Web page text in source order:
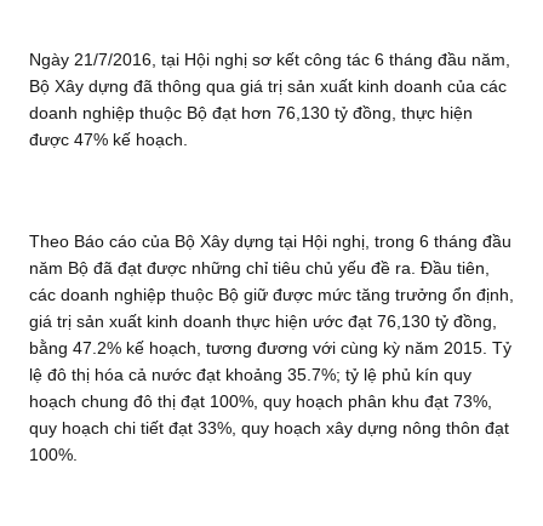
Ngày 21/7/2016, tại Hội nghị sơ kết công tác 6 tháng đầu năm,
Bộ Xây dựng đã thông qua giá trị sản xuất kinh doanh của các
doanh nghiệp thuộc Bộ đạt hơn 76,130 tỷ đồng, thực hiện
được 47% kế hoạch.
Theo Báo cáo của Bộ Xây dựng tại Hội nghị, trong 6 tháng đầu
năm Bộ đã đạt được những chỉ tiêu chủ yếu đề ra. Đầu tiên,
các doanh nghiệp thuộc Bộ giữ được mức tăng trưởng ổn định,
giá trị sản xuất kinh doanh thực hiện ước đạt 76,130 tỷ đồng,
bằng 47.2% kế hoạch, tương đương với cùng kỳ năm 2015. Tỷ
lệ đô thị hóa cả nước đạt khoảng 35.7%; tỷ lệ phủ kín quy
hoạch chung đô thị đạt 100%, quy hoạch phân khu đạt 73%,
quy hoạch chi tiết đạt 33%, quy hoạch xây dựng nông thôn đạt
100%.